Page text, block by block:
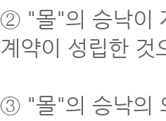
② "몰"의 승낙이
계약이 성립한 것
③ "몰"의 승낙의